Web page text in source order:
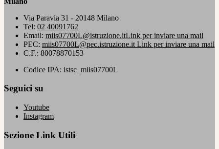
Via Paravia 31 - 20148 Milano
Tel: 02 40091762
Email: miis07700L@istruzione.itLink per inviare una mail
PEC: miis07700L@pec.istruzione.it Link per inviare una mail
C.F.: 80078870153
Codice IPA: istsc_miis07700L
Seguici su
Youtube
Instagram
Sezione Link Utili